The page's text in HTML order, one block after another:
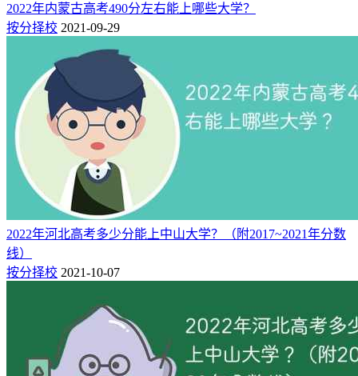
2022年内蒙古高考490分左右能上哪些大学？
按分择校 2021-09-29
2022年河北高考多少分能上中山大学？（附2017~2021年分数
线）
按分择校 2021-10-07